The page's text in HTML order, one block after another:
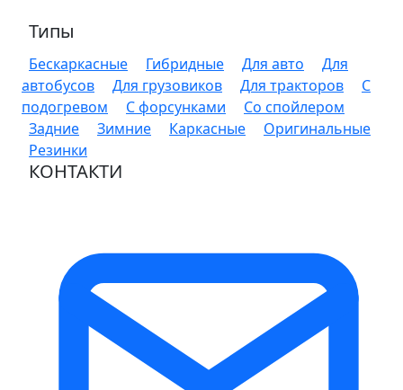
Типы
Бескаркасные Гибридные Для авто
Для
автобусов
Для грузовиков Для тракторов
С
подогревом
С форсунками
Со спойлером
Задние
Зимние Каркасные
Оригинальные
Резинки
КОНТАКТИ